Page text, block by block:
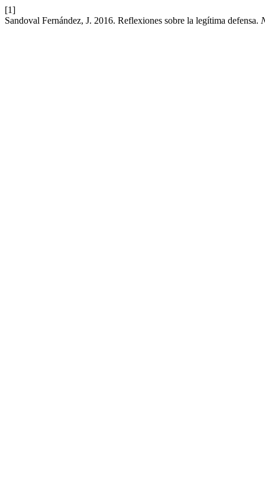
[1]
Sandoval Fernández, J. 2016. Reflexiones sobre la legítima defensa.